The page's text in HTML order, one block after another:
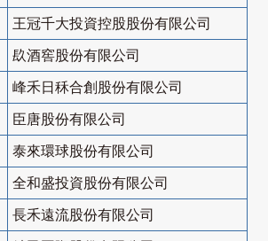
王冠千大投資控股股份有限公司
镹酒窖股份有限公司
峰禾日秝合創股份有限公司
臣唐股份有限公司
泰來環球股份有限公司
全和盛投資股份有限公司
長禾遠流股份有限公司